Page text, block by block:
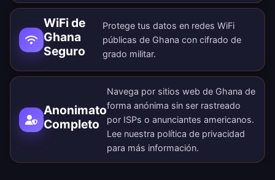
WiFi de
Ghana
Seguro
Protege tus datos en redes WiFi
públicas de Ghana con cifrado de
grado militar.
Anonimato
Completo
Navega por sitios web de Ghana de
forma anónima sin ser rastreado
por ISPs o anunciantes americanos.
Lee nuestra política de privacidad
para más información.